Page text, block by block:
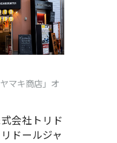
マキ商店」オ
会社トリド
ドールジャ